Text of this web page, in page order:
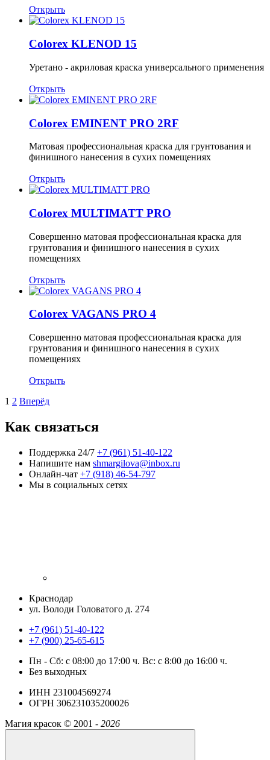
Открыть
Colorex KLENOD 15
Уретано - акриловая краска универсального применения
Открыть
Colorex EMINENT PRO 2RF
Матовая профессиональная краска для грунтования и
финишного нанесения в сухих помещениях
Открыть
Colorex MULTIMATT PRO
Совершенно матовая профессиональная краска для
грунтования и финишного нанесения в сухих
помещениях
Открыть
Colorex VAGANS PRO 4
Совершенно матовая профессиональная краска для
грунтования и финишного нанесения в сухих
помещениях
Открыть
1 2 Вперёд
Как связаться
Поддержка 24/7 +7 (961) 51-40-122
Напишите нам shmargilova@inbox.ru
Онлайн-чат +7 (918) 46-54-797
Мы в социальных сетях
Краснодар
ул. Володи Головатого д. 274
+7 (961) 51-40-122
+7 (900) 25-65-615
Пн - Cб: с 08:00 до 17:00 ч. Вс: с 8:00 до 16:00 ч.
Без выходных
ИНН 231004569274
ОГРН 306231035200026
Магия красок © 2001 - 2026